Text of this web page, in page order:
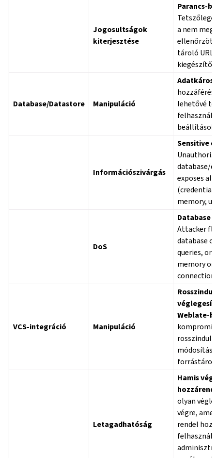
Jogosultságok
kiterjesztése
Parancs-
a nem
ellenőrzött
tároló
Database/Datastore Manipuláció
hozzáférés
lehetővé
beállítások
Információszivárgás
Sensitive
database/
exposes
memory,
DoS
Database
Attacker
database
queries, or
memory or
VCS-integráció Manipuláció
Weblate-
Letagadhatóság
Hamis
olyan
végre,
rendel